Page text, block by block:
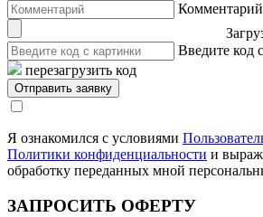
Комментарий
Введите код
перезагрузить код
Я ознакомился с условиями
Политики конфиденциальности и
обработку переданных мной
ЗАПРОСИТЬ ОФЕРТУ